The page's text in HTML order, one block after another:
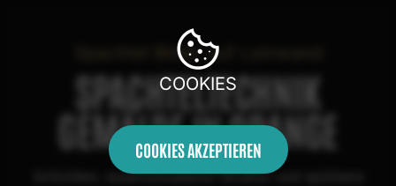
Spachtel Bilder auf Leinwand
SPACHTELTECHNIK
GEMÄLDE IN ORANGE
Schichten, ausdrucksstarke Struktur und spürbare
COOKIES
COOKIES AKZEPTIEREN